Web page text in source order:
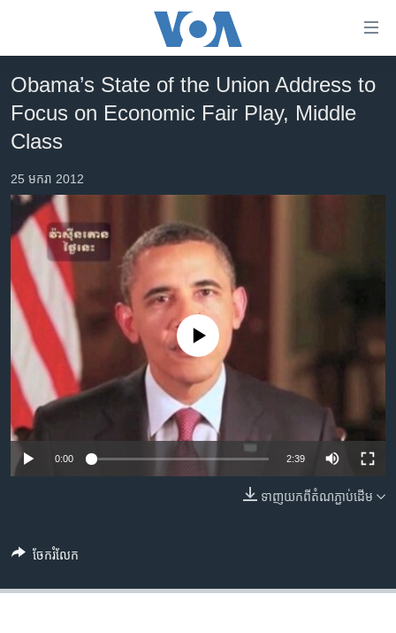
ទាក់ទង
រំលង​
និង​
ទៅ​​
ទំព័រ​
ព័ត៌មាន​​
រំលង​
ទៅ​
ទំព័រ​
រចនា
រំលង​
ទំព័រ​
រក
កម្ពុជា
អន្តរជាតិ
ចិន
ហេឡូវីអូអេ
កម្ពុជាច្នៃប្រតិដ្ឋ
ព្រឹត្តិការណ៍ព័ត៌មាន
ទូរទស្សន៍ / វីដេអូ​
វិទ្យុ / ផតខាសថ៍
កម្មវិធីទាំងអស់
Khmer English
បណ្តាញ​សង្គម
ភាសា
Obama’s State of the Union Address to
Focus on Economic Fair Play, Middle
Class
25 មករា 2012
No media source currently available
0:00 2:39
ទាញ​យក​ពី​តំណភ្ជាប់​ដើម
ចែករំលែក